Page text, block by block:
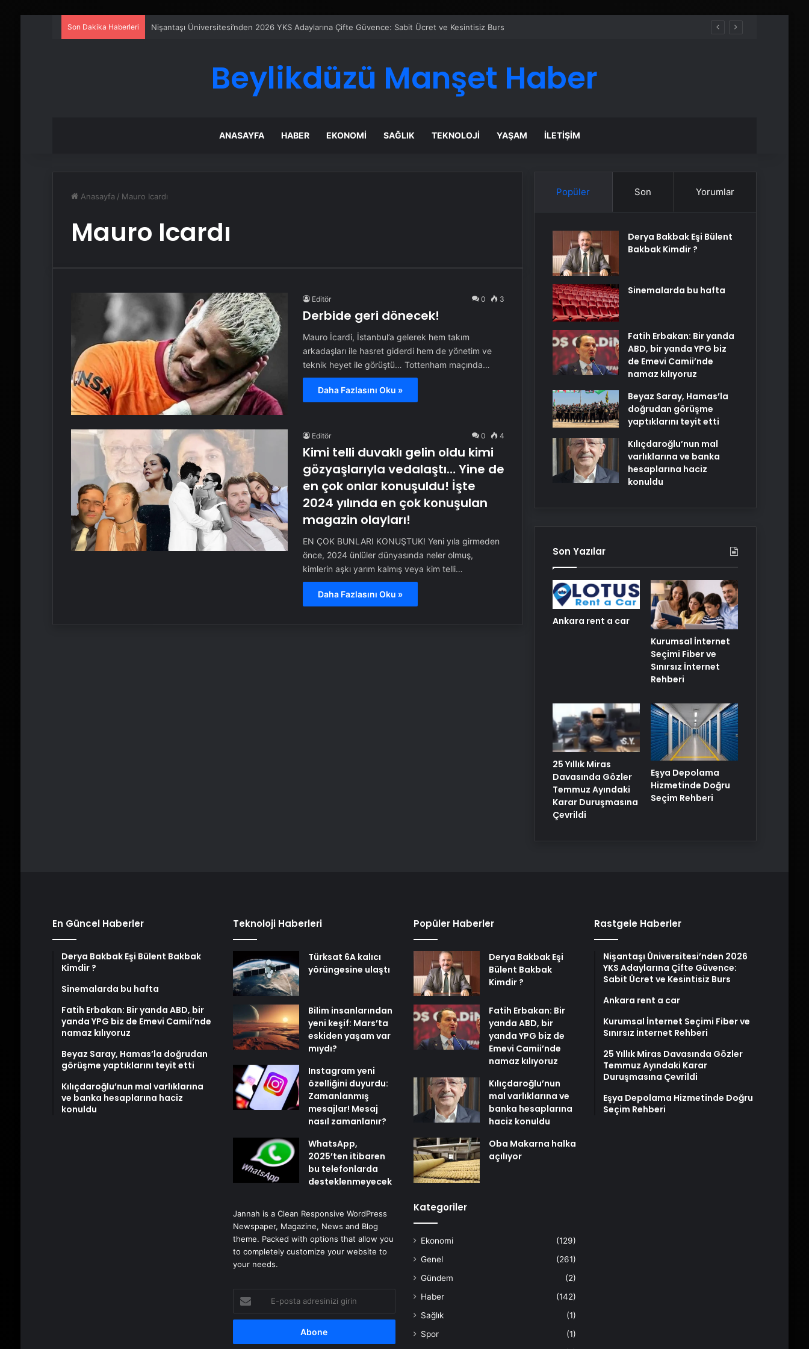
Son Dakika Haberleri Nişantaşı Üniversitesi’nden 2026 YKS Adaylarına Çifte Güvence: Sabit Ücret ve Kesintisiz Burs
Beylikdüzü Manşet Haber
ANASAYFA HABER EKONOMI SAĞLIK TEKNOLOJI YAŞAM İLETIŞIM
Anasayfa / Mauro Icardı
Mauro Icardı
Editör 0 3
Derbide geri dönecek!
Mauro İcardi, İstanbul’a gelerek hem takım
arkadaşları ile hasret giderdi hem de yönetim ve
teknik heyet ile görüştü… Tottenham maçında…
Daha Fazlasını Oku »
Editör 0 4
Kimi telli duvaklı gelin oldu kimi
gözyaşlarıyla vedalaştı… Yine de
en çok onlar konuşuldu! İşte
2024 yılında en çok konuşulan
magazin olayları!
EN ÇOK BUNLARI KONUŞTUK! Yeni yıla girmeden
önce, 2024 ünlüler dünyasında neler olmuş,
kimlerin aşkı yarım kalmış veya kim telli…
Daha Fazlasını Oku »
Popüler Son Yorumlar
Derya Bakbak Eşi Bülent
Bakbak Kimdir ?
Sinemalarda bu hafta
Fatih Erbakan: Bir yanda
ABD, bir yanda YPG biz
de Emevi Camii’nde
namaz kılıyoruz
Beyaz Saray, Hamas’la
doğrudan görüşme
yaptıklarını teyit etti
Kılıçdaroğlu’nun mal
varlıklarına ve banka
hesaplarına haciz
konuldu
Son Yazılar
Ankara rent a car
Kurumsal İnternet
Seçimi Fiber ve
Sınırsız İnternet
Rehberi
25 Yıllık Miras
Davasında Gözler
Temmuz Ayındaki
Karar Duruşmasına
Çevrildi
Eşya Depolama
Hizmetinde Doğru
Seçim Rehberi
En Güncel Haberler
Derya Bakbak Eşi Bülent Bakbak
Kimdir ?
Sinemalarda bu hafta
Fatih Erbakan: Bir yanda ABD, bir
yanda YPG biz de Emevi Camii’nde
namaz kılıyoruz
Beyaz Saray, Hamas’la doğrudan
görüşme yaptıklarını teyit etti
Kılıçdaroğlu’nun mal varlıklarına
ve banka hesaplarına haciz
konuldu
Teknoloji Haberleri
Türksat 6A kalıcı
yörüngesine ulaştı
Bilim insanlarından
yeni keşif: Mars’ta
eskiden yaşam var
mıydı?
Instagram yeni
özelliğini duyurdu:
Zamanlanmış
mesajlar! Mesaj
nasıl zamanlanır?
WhatsApp,
2025’ten itibaren
bu telefonlarda
desteklenmeyecek
Jannah is a Clean Responsive WordPress
Newspaper, Magazine, News and Blog
theme. Packed with options that allow you
to completely customize your website to
your needs.
posta
adresinizi
Popüler Haberler
Derya Bakbak Eşi
Bülent Bakbak
Kimdir ?
Fatih Erbakan: Bir
yanda ABD, bir
yanda YPG biz de
Emevi Camii’nde
namaz kılıyoruz
Kılıçdaroğlu’nun
mal varlıklarına ve
banka hesaplarına
haciz konuldu
Oba Makarna halka
açılıyor
Kategoriler
Ekonomi
(129)
Genel
(261)
Gündem
(2)
Haber
(142)
Sağlık
(1)
Spor
(1)
Rastgele Haberler
Nişantaşı Üniversitesi’nden 2026
YKS Adaylarına Çifte Güvence:
Sabit Ücret ve Kesintisiz Burs
Ankara rent a car
Kurumsal İnternet Seçimi Fiber ve
Sınırsız İnternet Rehberi
25 Yıllık Miras Davasında Gözler
Temmuz Ayındaki Karar
Duruşmasına Çevrildi
Eşya Depolama Hizmetinde Doğru
Seçim Rehberi